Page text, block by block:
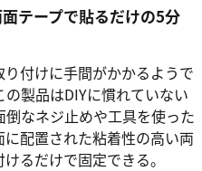
テープで貼るだけの5分
付けに手間がかかるようで
製品はDIYに慣れていない
なネジ止めや工具を使った
配置された粘着性の高い両
るだけで固定できる。